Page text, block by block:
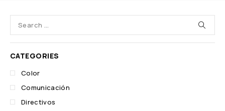
CATEGORIES
Color
Comunicación
Directivos